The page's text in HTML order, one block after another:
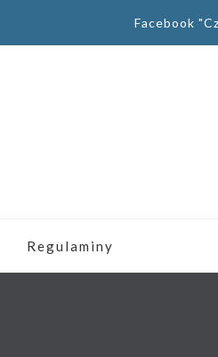
Facebook
Regulaminy